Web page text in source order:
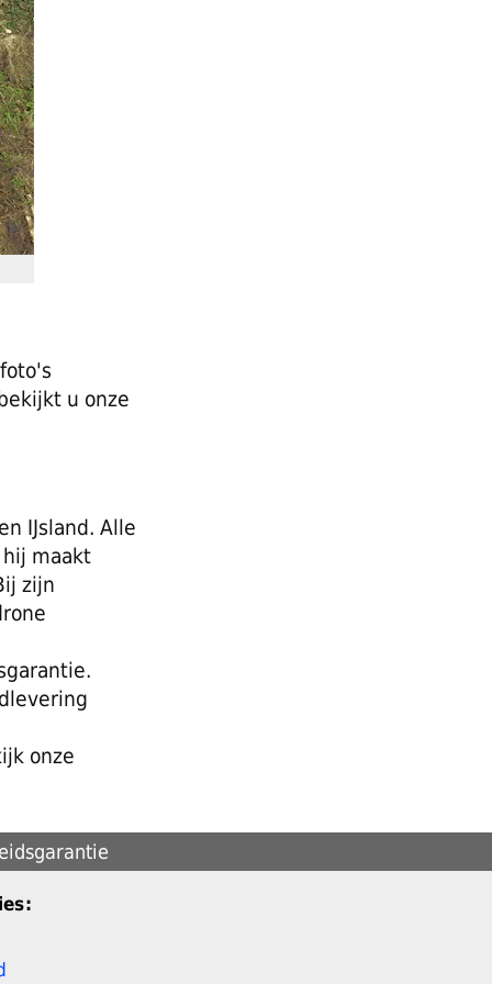
u onze
IJsland. Alle
hij maakt
zijn
onze